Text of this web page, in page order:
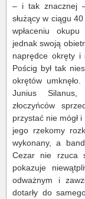
– i tak znacznej
służący w ciągu
wpłaceniu okupu
jednak swoją
naprędce okręty i
Pościg był tak
okrętów
Junius Silanus,
złoczyńców
przystać nie mógł
jego rzekomy
wykonany, a
Cezar nie rzuca
pokazuje
odważnym i
dotarły do